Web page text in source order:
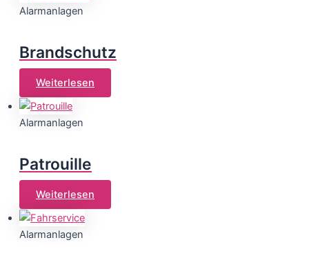
Alarmanlagen
Brandschutz
Weiterlesen
Alarmanlagen
Patrouille
Weiterlesen
Alarmanlagen